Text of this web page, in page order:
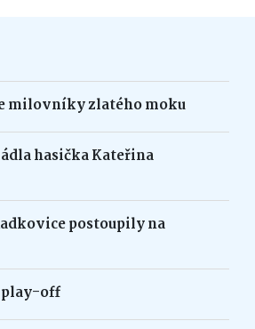
milovníky zlatého moku
hasička Kateřina
postoupily na
play-off